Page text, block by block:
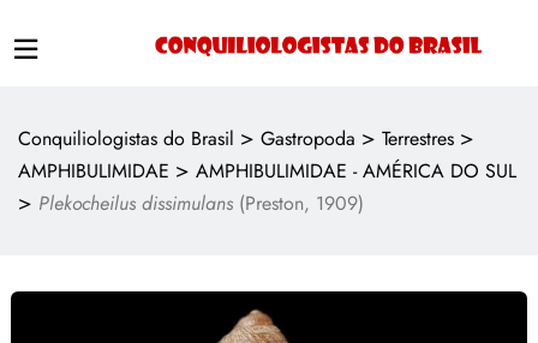
Conquiliologistas do Brasil > Gastropoda > Terrestres >
AMPHIBULIMIDAE > AMPHIBULIMIDAE - AMÉRICA DO SUL
> Plekocheilus dissimulans (Preston, 1909)